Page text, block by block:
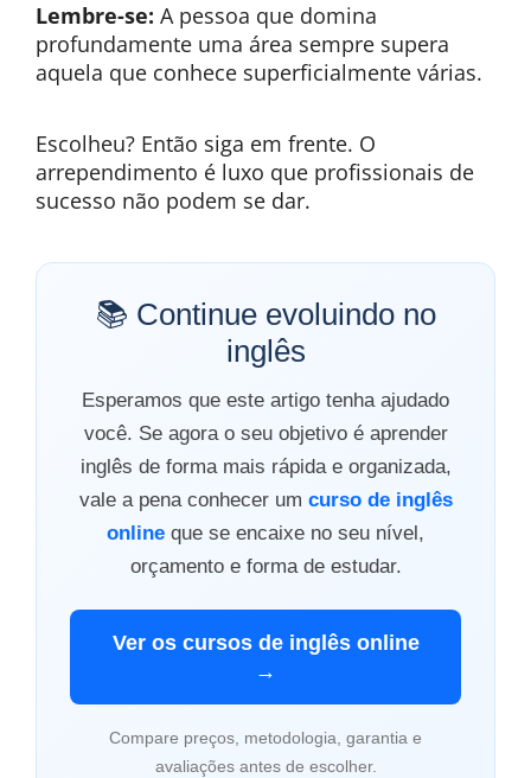
Lembre-se: A pessoa que domina
profundamente uma área sempre supera
aquela que conhece superficialmente várias.
Escolheu? Então siga em frente. O
arrependimento é luxo que profissionais de
sucesso não podem se dar.
📚 Continue evoluindo no
inglês
Esperamos que este artigo tenha ajudado
você. Se agora o seu objetivo é aprender
inglês de forma mais rápida e organizada,
vale a pena conhecer um curso de inglês
online que se encaixe no seu nível,
orçamento e forma de estudar.
Ver os cursos de inglês online
→
Compare preços, metodologia, garantia e
avaliações antes de escolher.